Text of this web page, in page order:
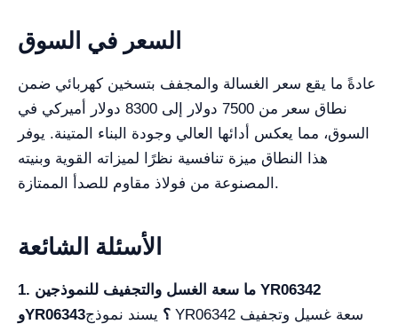
السعر في السوق
عادةً ما يقع سعر الغسالة والمجفف بتسخين كهربائي ضمن
نطاق سعر من 7500 دولار إلى 8300 دولار أميركي في
السوق، مما يعكس أدائها العالي وجودة البناء المتينة. يوفر
هذا النطاق ميزة تنافسية نظرًا لميزاته القوية وبنيته
المصنوعة من فولاذ مقاوم للصدأ الممتازة.
الأسئلة الشائعة
1. ما سعة الغسل والتجفيف للنموذجين YR06342
وYR06343؟ يسند نموذج YR06342 سعة غسيل وتجفيف